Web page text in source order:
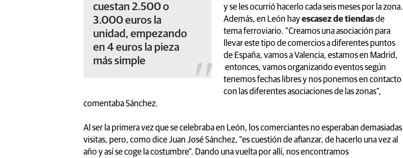
cuestan 2.500 o
3.000 euros la
unidad, empezando
en 4 euros la pieza
más simple
y se les ocurrió hacerlo cada seis meses por la zona.
Además, en León hayescasez de tiendasde
tema ferroviario. "Creamos una asociación para
llevar este tipo de comercios a diferentes puntos
de España, vamos a Valencia, estamos en Madrid,
entonces, vamos organizando eventos según
tenemos fechas libres y nos ponemos en contacto
con las diferentes asociaciones de las zonas",
comentaba Sánchez.
Al ser la primera vez que se celebraba en León, los comerciantes no esperaban demasiadas
visitas, pero, como dice Juan José Sánchez, "es cuestión de afianzar, de hacerlo una vez al
año y así se coge la costumbre". Dando una vuelta por allí, nos encontramos